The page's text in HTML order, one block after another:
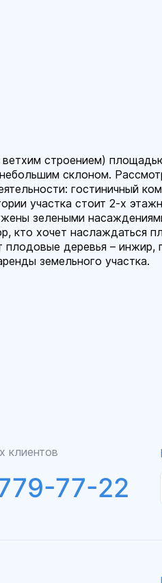
строением)
склоном.
гостиничный
участка стоит 2-х
зелеными
кто хочет
плодовые деревья –
земельного участка.
клиентов
77-22